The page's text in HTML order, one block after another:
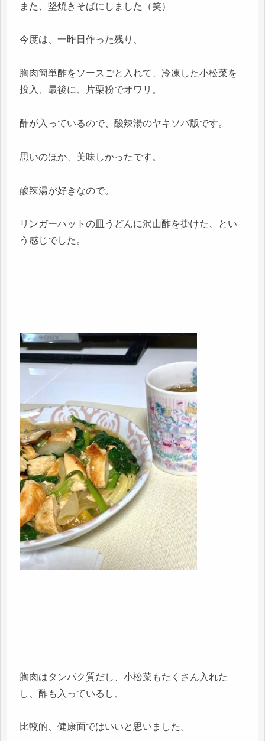
また、堅焼きそばにしました（笑）
今度は、一昨日作った残り、
胸肉簡単酢をソースごと入れて、冷凍した小松菜を
投入、最後に、片栗粉でオワリ。
酢が入っているので、酸辣湯のヤキソバ版です。
思いのほか、美味しかったです。
酸辣湯が好きなので。
リンガーハットの皿うどんに沢山酢を掛けた、とい
う感じでした。
胸肉はタンパク質だし、小松菜もたくさん入れた
し、酢も入っているし、
比較的、健康面ではいいと思いました。